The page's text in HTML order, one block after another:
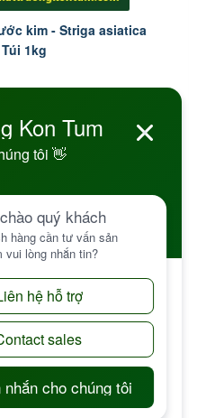
kim - Striga asiatica
1kg